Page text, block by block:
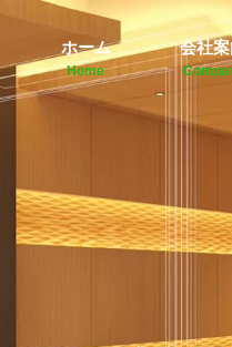
ホーム
Home
会社